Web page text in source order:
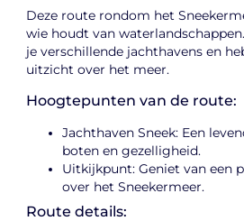
Deze route rondom het
wie houdt van
je verschillende jachthavens en
uitzicht over het meer.
Hoogtepunten van de route:
Jachthaven Sneek: Een
boten en gezelligheid.
Uitkijkpunt: Geniet van een
over het Sneekermeer.
Route details: